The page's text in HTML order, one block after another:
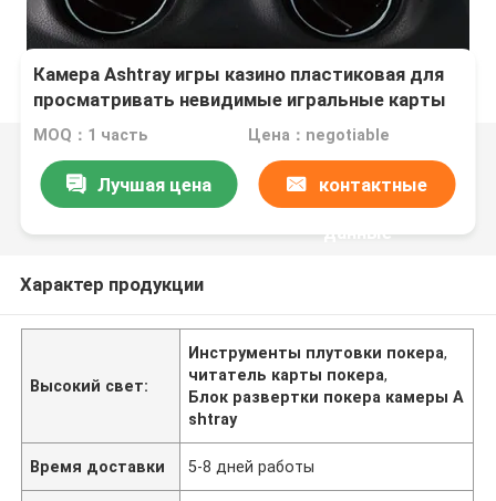
Камера Ashtray игры казино пластиковая для
просматривать невидимые игральные карты
штрихкодов
MOQ：1 часть Цена：negotiable
Лучшая цена контактные
данные
Характер продукции
Высокий свет:
Инструменты плутовки покера,
читатель карты покера,
Блок развертки покера камеры A
shtray
Время доставки 5-8 дней работы